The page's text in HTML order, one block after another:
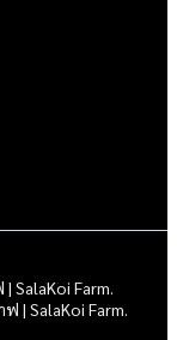
Farm.
| SalaKoi Farm.